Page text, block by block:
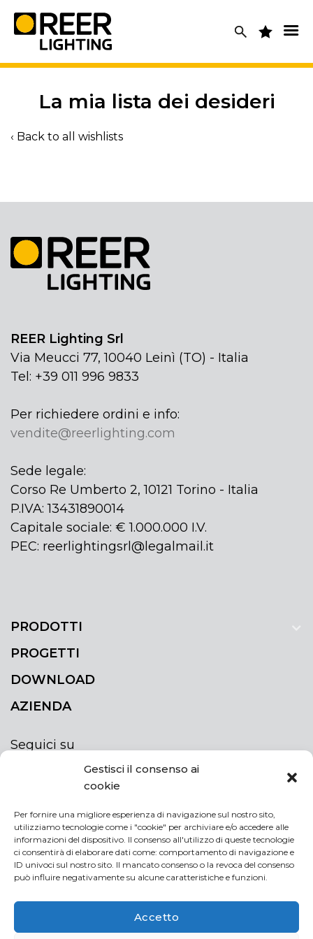
Gestisci il consenso ai
cookie
Per fornire una migliore esperienza di navigazione sul nostro sito,
utilizziamo tecnologie come i "cookie" per archiviare e/o accedere alle
informazioni del dispositivo. Il consenso all'utilizzo di queste tecnologie
ci consentirà di elaborare dati come: comportamento di navigazione e
ID univoci sul nostro sito. Il mancato consenso o la revoca del consenso
può influire negativamente su alcune caratteristiche e funzioni.
Accetto
content
La mia lista dei desideri
‹ Back to all wishlists
REER Lighting Srl
Via Meucci 77, 10040 Leinì (TO) - Italia
Tel: +39 011 996 9833
Per richiedere ordini e info:
vendite@reerlighting.com
Sede legale:
Corso Re Umberto 2, 10121 Torino - Italia
P.IVA: 13431890014
Capitale sociale: € 1.000.000 I.V.
PEC: reerlightingsrl@legalmail.it
PRODOTTI
PROGETTI
DOWNLOAD
AZIENDA
Seguici su
ISCRIVITI ALLA NEWSLETTER
Rimani sempre aggiornato iscrivendoti alla
newsletter
NEWSLETTER
If